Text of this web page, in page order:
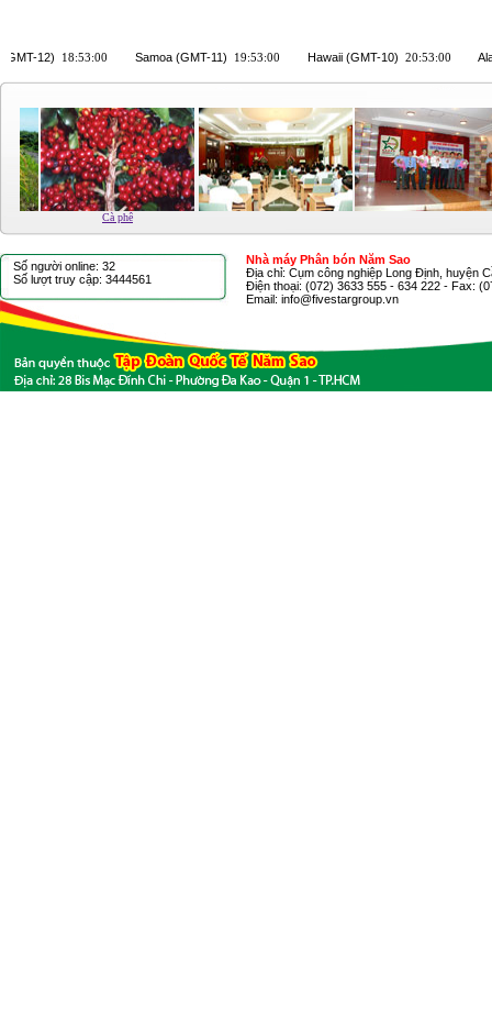
Cà phê
Số người online: 32
Số lượt truy cập: 3444561
Nhà máy Phân bón Năm Sao
Địa chỉ: Cụm công nghiệp Long Định, huyện
Điện thoại: (072) 3633 555 - 634 222 - Fax:
Email: info@fivestargroup.vn